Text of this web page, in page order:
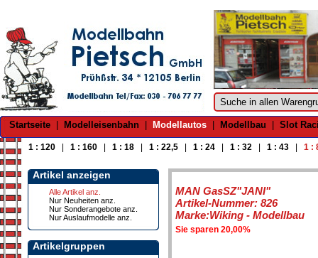
Startseite Modelleisenbahn Modellautos Modellbau Slot
1 : 120 1 : 160 1 : 18 1 : 22,5 1 : 24 1 : 32 1 : 43 1 :
Artikel anzeigen
Alle Artikel anz.
Nur Neuheiten anz.
Nur Sonderangebote anz.
Nur Auslaufmodelle anz.
Artikelgruppen
MAN GasSZ"JANI"
Artikel-Nummer: 826
Marke:Wiking - Modellbau
Sie sparen 20,00%